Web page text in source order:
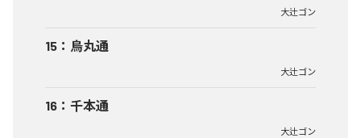
大辻ゴン
15 ： 烏丸通
大辻ゴン
16 ： 千本通
大辻ゴン